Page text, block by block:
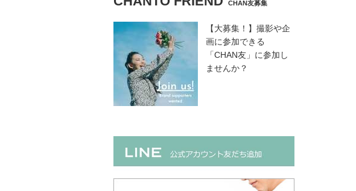
CHAN友募集
【大募集！】撮影や企
画に参加できる
「CHAN友」に参加し
ませんか？